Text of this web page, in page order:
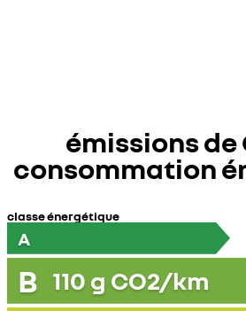
émissions de
consommation
classe énergétique
A
B 110 g CO2/km